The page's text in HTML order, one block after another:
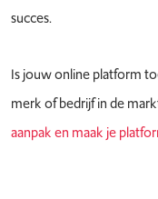
succes.
Is jouw online platform
merk of bedrijf in de
aanpak en maak je